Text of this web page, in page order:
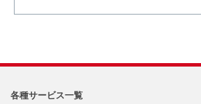
各種サービス一覧